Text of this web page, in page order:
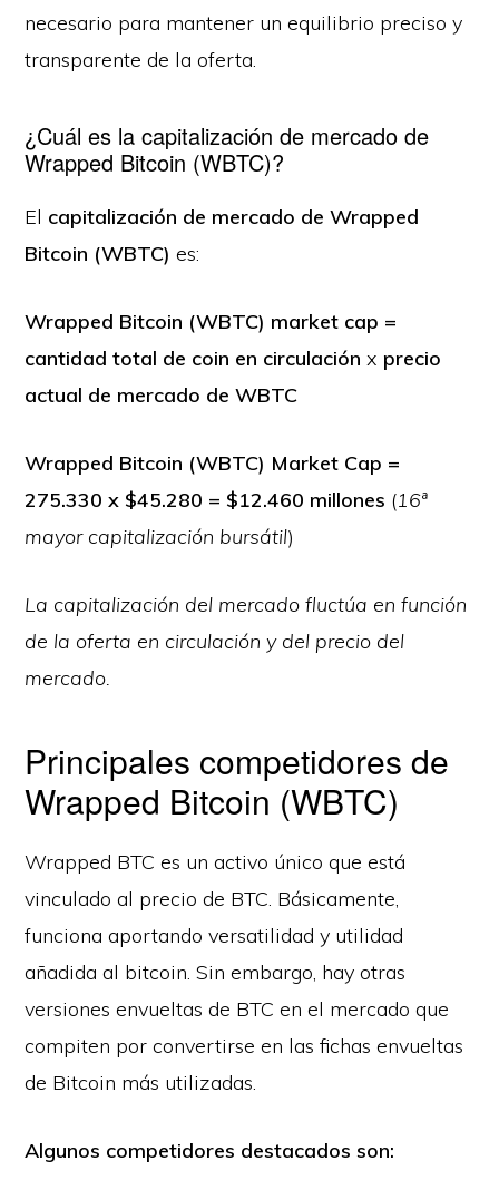
necesario para mantener un equilibrio preciso y
transparente de la oferta.
¿Cuál es la capitalización de mercado de
Wrapped Bitcoin (WBTC)?
El capitalización de mercado de Wrapped
Bitcoin (WBTC) es:
Wrapped Bitcoin (WBTC) market cap =
cantidad total de coin en circulaciónx precio
actual de mercado de WBTC
Wrapped Bitcoin (WBTC) Market Cap =
275.330 x $45.280 = $12.460 millones (16ª
mayor capitalización bursátil)
La capitalización del mercado fluctúa en función
de la oferta en circulación y del precio del
mercado.
Principales competidores de
Wrapped Bitcoin (WBTC)
Wrapped BTC es un activo único que está
vinculado al precio de BTC. Básicamente,
funciona aportando versatilidad y utilidad
añadida al bitcoin. Sin embargo, hay otras
versiones envueltas de BTC en el mercado que
compiten por convertirse en las fichas envueltas
de Bitcoin más utilizadas.
Algunos competidores destacados son: